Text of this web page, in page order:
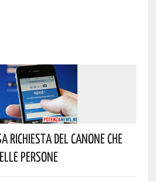
Richiesta Del Canone Che
Persone